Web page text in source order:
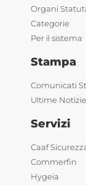
Organi
Categorie
Per il sistema
Stampa
Comunicati
Ultime Notizie
Servizi
Caaf
Commerfin
Hygeia